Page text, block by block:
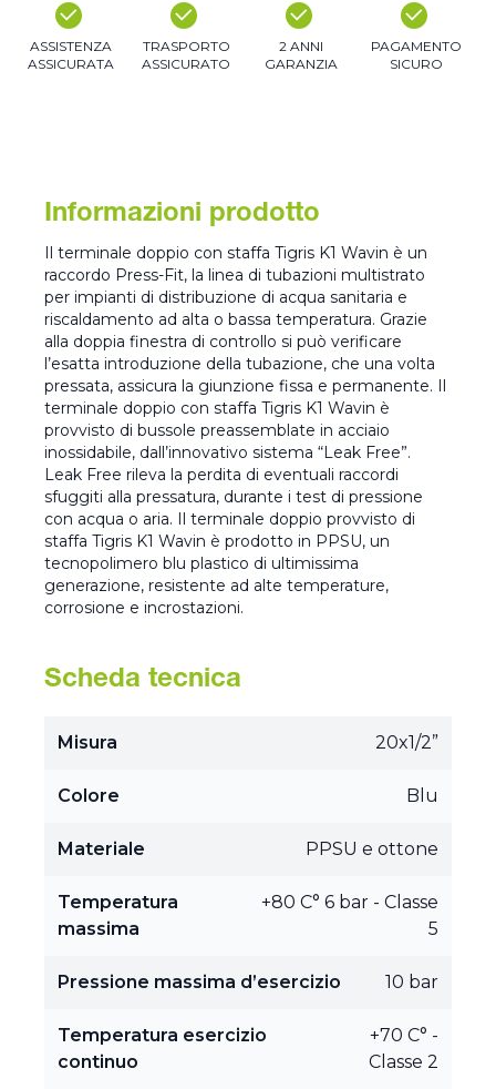
ASSISTENZA
ASSICURATA
TRASPORTO
ASSICURATO
2 ANNI
GARANZIA
PAGAMENTO
SICURO
Informazioni prodotto
Il terminale doppio con staffa Tigris K1 Wavin è un
raccordo Press-Fit, la linea di tubazioni multistrato
per impianti di distribuzione di acqua sanitaria e
riscaldamento ad alta o bassa temperatura. Grazie
alla doppia finestra di controllo si può verificare
l’esatta introduzione della tubazione, che una volta
pressata, assicura la giunzione fissa e permanente. Il
terminale doppio con staffa Tigris K1 Wavin è
provvisto di bussole preassemblate in acciaio
inossidabile, dall’innovativo sistema “Leak Free”.
Leak Free rileva la perdita di eventuali raccordi
sfuggiti alla pressatura, durante i test di pressione
con acqua o aria. Il terminale doppio provvisto di
staffa Tigris K1 Wavin è prodotto in PPSU, un
tecnopolimero blu plastico di ultimissima
generazione, resistente ad alte temperature,
corrosione e incrostazioni.
Scheda tecnica
Misura 20x1/2”
Colore Blu
Materiale PPSU e ottone
Temperatura
massima
+80 C° 6 bar - Classe
5
Pressione massima d’esercizio 10 bar
Temperatura esercizio
continuo
+70 C° -
Classe 2